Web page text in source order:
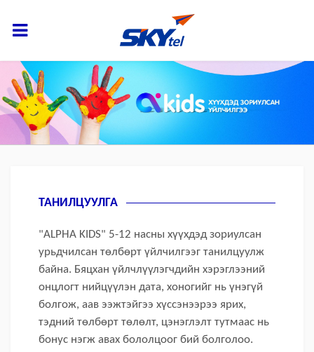
ТАНИЛЦУУЛГА
"ALPHA KIDS" 5-12 насны хүүхдэд зориулсан
урьдчилсан төлбөрт үйлчилгээг танилцуулж
байна. Бяцхан үйлчлүүлэгчдийн хэрэглээний
онцлогт нийцүүлэн дата, хоногийг нь үнэгүй
болгож, аав ээжтэйгээ хүссэнээрээ ярих,
тэдний төлбөрт төлөлт, цэнэглэлт тутмаас нь
бонус нэгж авах бололцоог бий болголоо.